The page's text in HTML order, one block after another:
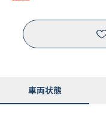
車両状態